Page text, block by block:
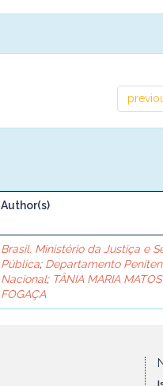
Author(s)
Brasil. Ministério da Justiça e
Pública; Departamento
Nacional; TÂNIA MARIA
FOGAÇA